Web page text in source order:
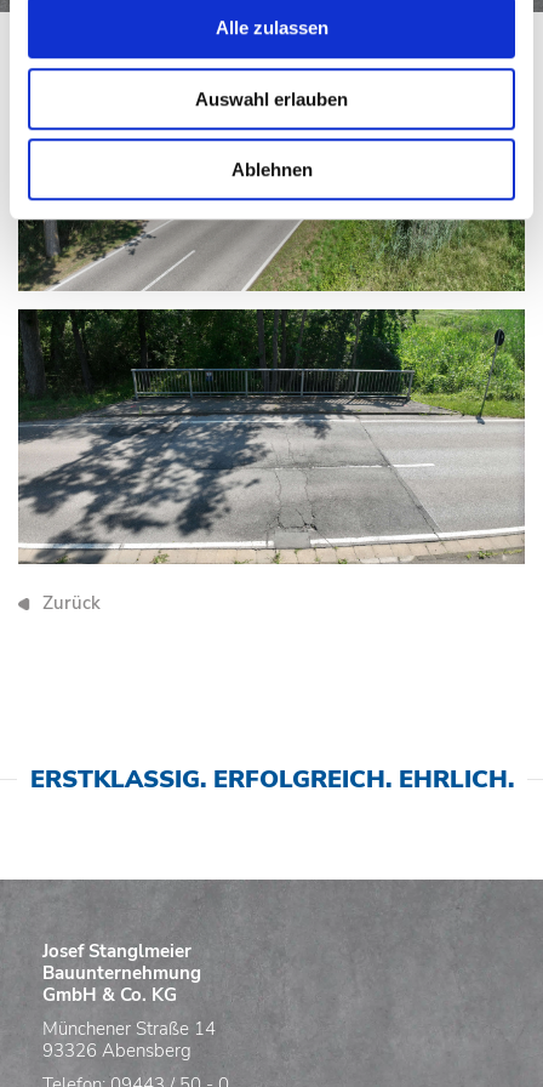
Alle zulassen
Auswahl erlauben
Ablehnen
Zurück
ERSTKLASSIG. ERFOLGREICH. EHRLICH.
Josef Stanglmeier
Bauunternehmung
GmbH & Co. KG
Münchener Straße 14
93326 Abensberg